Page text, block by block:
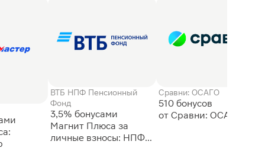
ВТБ НПФ Пенсионный
Фонд
3,5% бонусами
Магнит Плюса за
личные взносы: НПФ
Сравни: ОСАГО
510 бонусов